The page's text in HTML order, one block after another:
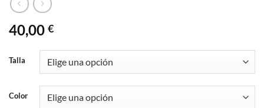
40,00 €
Talla
Color